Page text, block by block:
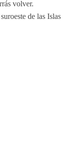
volver.
de las Islas